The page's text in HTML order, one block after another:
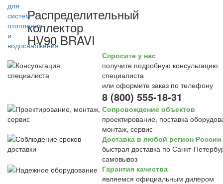
Распределительный
коллектор
HV90 BRAVI
Спросите у нас
получите подробную консультацию
специалиста
или оформите заказ по телефону
8 (800) 555-18-31
Сопровождение объектов
проектирование, поставка
монтаж, сервис
Доставка в любой регион России
быстрая доставка по Санкт-
самовывоз
Гарантия качества
являемся официальным дилером